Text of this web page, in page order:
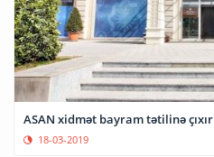
ASAN xidmət bayram tətilinə çıxır
18-03-2019